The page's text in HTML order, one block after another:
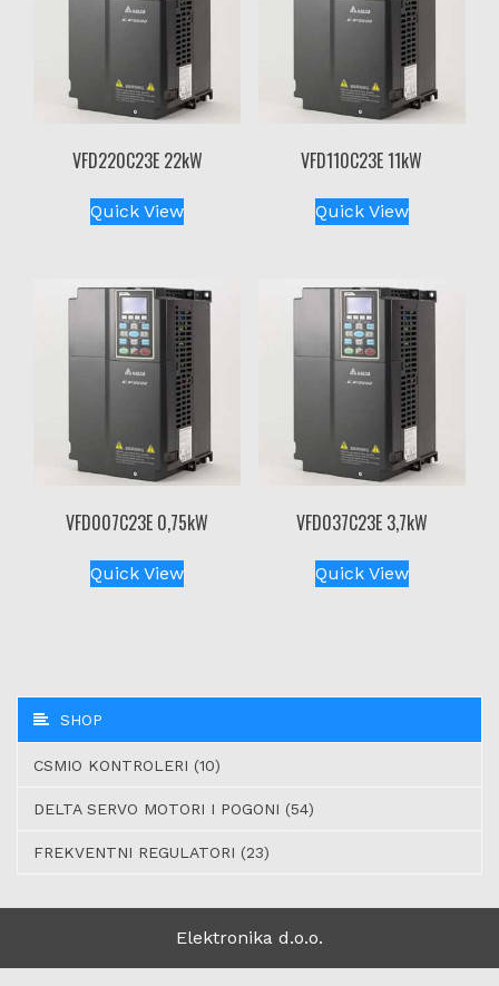
VFD220C23E 22kW
Quick View
VFD110C23E 11kW
Quick View
VFD007C23E 0,75kW
Quick View
VFD037C23E 3,7kW
Quick View
SHOP
CSMIO KONTROLERI (10)
DELTA SERVO MOTORI I POGONI (54)
FREKVENTNI REGULATORI (23)
Elektronika d.o.o.